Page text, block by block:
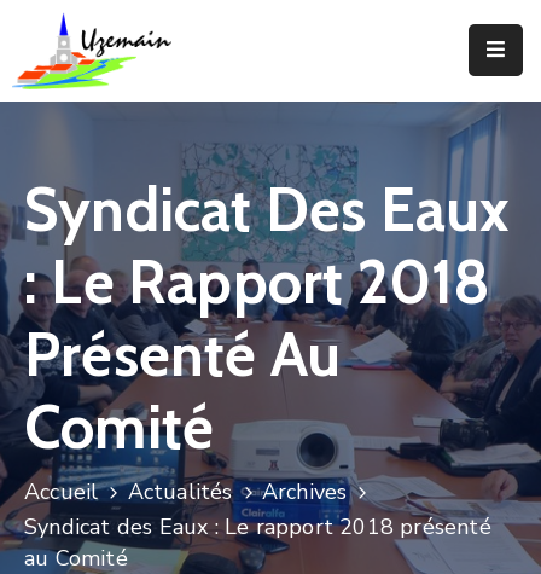
Actualités
Votre
Commune
Votre
Mairie
Services
Vie
Locale
Enfance
Syndicat Des Eaux
: Le Rapport 2018
Présenté Au
Comité
Accueil Actualités
Archives
Syndicat des Eaux : Le rapport 2018 présenté
au Comité